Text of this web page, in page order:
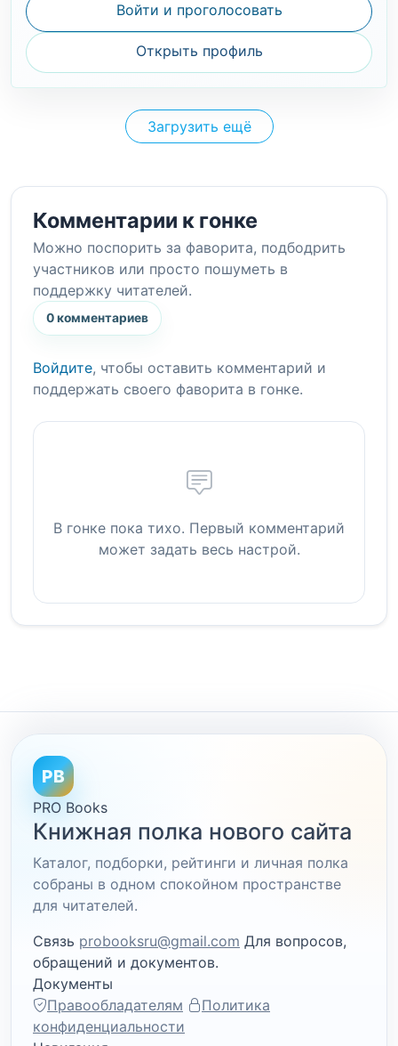
Войти и проголосовать
Открыть профиль
Загрузить ещё
Комментарии к гонке
Можно поспорить за фаворита, подбодрить
участников или просто пошуметь в
поддержку читателей.
0 комментариев
Войдите, чтобы оставить комментарий и
поддержать своего фаворита в гонке.
В гонке пока тихо. Первый комментарий
может задать весь настрой.
PB
PRO Books
Книжная полка нового сайта
Каталог, подборки, рейтинги и личная полка
собраны в одном спокойном пространстве
для читателей.
Связь probooksru@gmail.com Для вопросов,
обращений и документов.
Документы
Правообладателям
Политика
конфиденциальности